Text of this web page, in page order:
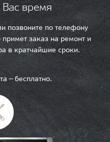
время
позвоните по телефону
заказ на ремонт и
в кратчайшие сроки.
— бесплатно.